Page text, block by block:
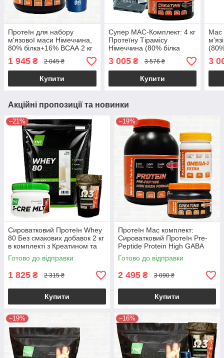
Протеїн для набору
м'язової маси Німеччина,
80% білка+16% ВСАА 2 кг
карамель + Шейкер
1 945 ₴ 2 045 ₴
Купити
Супер МАС-Комплект: 4 кг
Протеїну Тірамісу
Німеччина (80% білка
/16% ВСАА) + Intensive
Five креатин в капсулах
3 005₴ 3 576 ₴
Купити
Мас
3
Акційні пропозиції та новинки
–21%
Сироватковий Протеїн Whey
80 Без смакових добавок 2 кг
в комплекті з Креатином та
Омега 3 60 капсул у
подарунок!
Готово до відправки
1 825 ₴ 2 315 ₴
Купити
–19%
Протеїн Мас комплект:
Сироватковий Протеїн Pre-
Peptide Protein High GABA
Formula 80%, 2 кг + Креатин
та Омега-3 кардіопротектор
Готово до відправки
2 495 ₴ 3 090 ₴
Купити
–19% –16%